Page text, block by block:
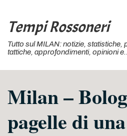
Vai
contenuto
Tempi Rossoneri
Tutto sul MILAN: notizie, statistiche,
tattiche, approfondimenti, opinioni
Milan –
pagelle di una